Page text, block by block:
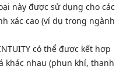
này được sử dụng cho các
xác cao (ví dụ trong ngành
có thể được kết hợp
khác nhau (phun khí, thanh